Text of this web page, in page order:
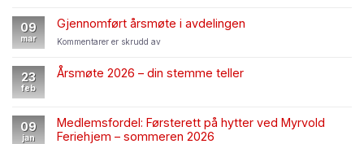
mulig
for
2026
starter
23.
–
for
deg
09
mar
Gjennomført årsmøte i avdelingen
Kommentarer er skrudd avfor
i
23
feb
Årsmøte 2026 – din stemme teller
09
jan
Medlemsfordel: Førsterett på hytter ved Myrvold
Feriehjem – sommeren 2026